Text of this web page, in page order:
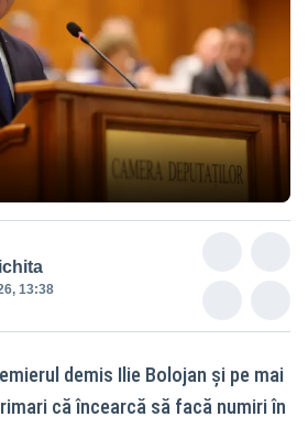
13:38
demis Ilie Bolojan și pe mai
că încearcă să facă numiri în